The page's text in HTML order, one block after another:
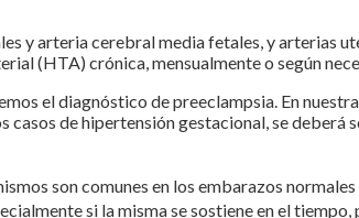
y arteria cerebral media fetales, y arterias
(HTA) crónica, mensualmente o según
el diagnóstico de preeclampsia. En
casos de hipertensión gestacional, se
son comunes en los embarazos
si la misma se sostiene en el